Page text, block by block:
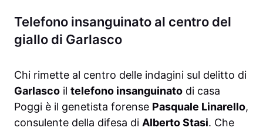
Telefono insanguinato al centro del
giallo di Garlasco
Chi rimette al centro delle indagini sul delitto di
Garlasco il telefono insanguinato di casa
Poggi è il genetista forense Pasquale Linarello,
consulente della difesa di Alberto Stasi. Che